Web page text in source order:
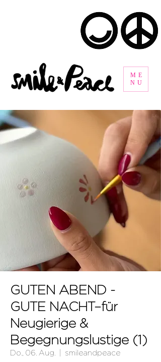
ME
NU
GUTEN ABEND -
GUTE NACHT–für
Neugierige &
Begegnungslustige (1)
Do., 06. Aug. smileandpeace